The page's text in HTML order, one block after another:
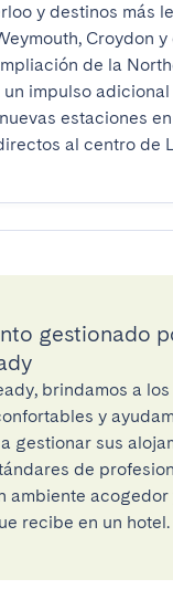
y destinos más
Croydon
de la
impulso adicional
estaciones
al centro de
gestionado
brindamos a
y
gestionar sus
de
ambiente
recibe en un hotel.